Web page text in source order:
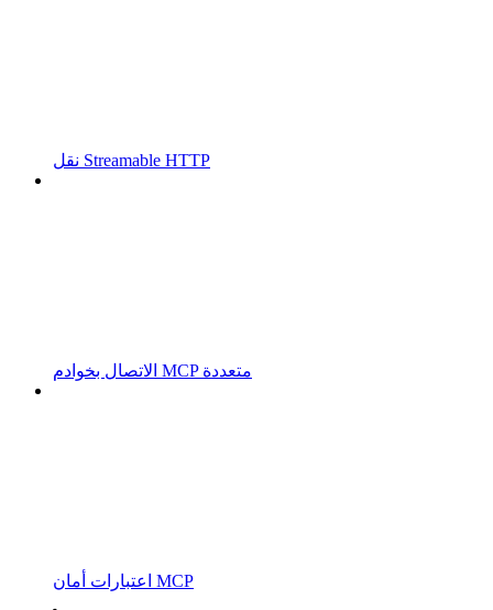
نقل Streamable HTTP
الاتصال بخوادم MCP متعددة
اعتبارات أمان MCP